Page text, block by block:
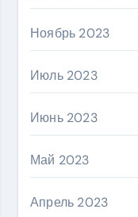
Ноябрь 2023
Июль 2023
Июнь 2023
Май 2023
Апрель 2023